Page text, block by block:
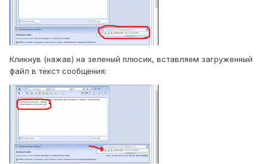
Кликнув (нажав) на зеленый плюсик, вставляем загруженный
файл в текст сообщения: